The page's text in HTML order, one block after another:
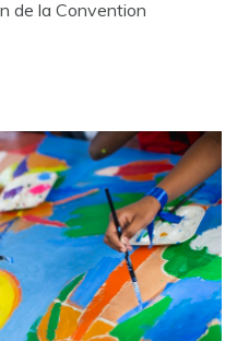
de la Convention